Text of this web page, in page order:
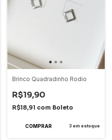
Brinco Quadradinho Rodio
R$19,90
R$18,91 com Boleto
3em estoque